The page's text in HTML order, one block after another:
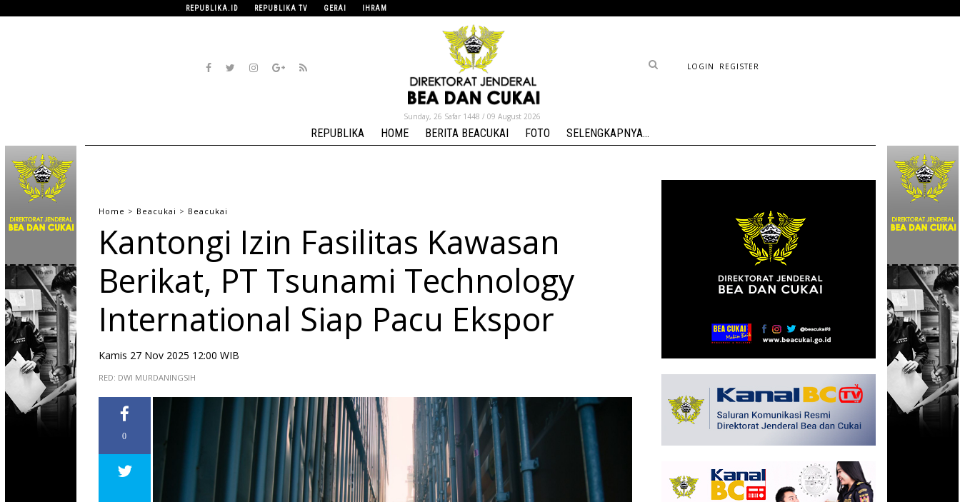
REPUBLIKA.ID REPUBLIKA TV GERAI IHRAM
Sunday, 26 Safar 1448 / 09 August 2026
LOGIN REGISTER
REPUBLIKA HOME BERITA BEACUKAI FOTO SELENGKAPNYA...
Home > Beacukai > Beacukai
Kantongi Izin Fasilitas Kawasan
Berikat, PT Tsunami Technology
International Siap Pacu Ekspor
Kamis 27 Nov 2025 12:00 WIB
RED: DWI MURDANINGSIH
0